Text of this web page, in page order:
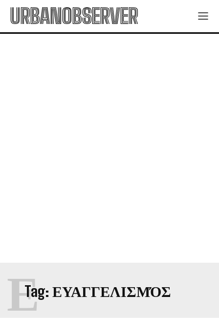
URBANOBSERVER
Tag: ΕΥΑΓΓΕΛΙΣΜΌΣ
Ε